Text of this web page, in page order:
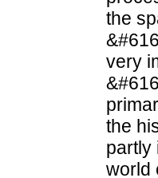
the
very
the
partly
world